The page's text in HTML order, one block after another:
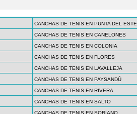
CANCHAS DE TENIS EN PUNTA DEL ESTE
CANCHAS DE TENIS EN CANELONES
CANCHAS DE TENIS EN COLONIA
CANCHAS DE TENIS EN FLORES
CANCHAS DE TENIS EN LAVALLEJA
CANCHAS DE TENIS EN PAYSANDÚ
CANCHAS DE TENIS EN RIVERA
CANCHAS DE TENIS EN SALTO
CANCHAS DE TENIS EN SORIANO